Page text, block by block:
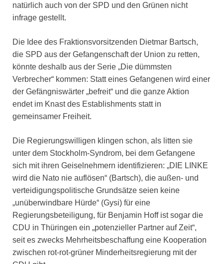
natürlich auch von der SPD und den Grünen nicht
infrage gestellt.
Die Idee des Fraktionsvorsitzenden Dietmar Bartsch,
die SPD aus der Gefangenschaft der Union zu retten,
könnte deshalb aus der Serie „Die dümmsten
Verbrecher“ kommen: Statt eines Gefangenen wird einer
der Gefängniswärter „befreit“ und die ganze Aktion
endet im Knast des Establishments statt in
gemeinsamer Freiheit.
Die Regierungswilligen klingen schon, als litten sie
unter dem Stockholm-Syndrom, bei dem Gefangene
sich mit ihren Geiselnehmern identifizieren: „DIE LINKE
wird die Nato nie auflösen“ (Bartsch), die außen- und
verteidigungspolitische Grundsätze seien keine
„unüberwindbare Hürde“ (Gysi) für eine
Regierungsbeteiligung, für Benjamin Hoff ist sogar die
CDU in Thüringen ein „potenzieller Partner auf Zeit“,
seit es zwecks Mehrheitsbeschaffung eine Kooperation
zwischen rot-rot-grüner Minderheitsregierung mit der